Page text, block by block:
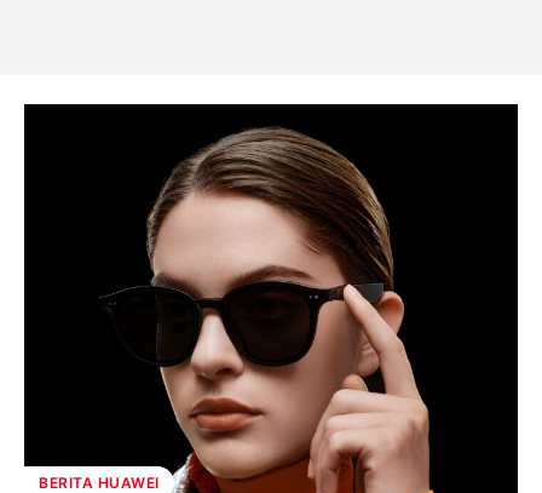
BERITA HUAWEI